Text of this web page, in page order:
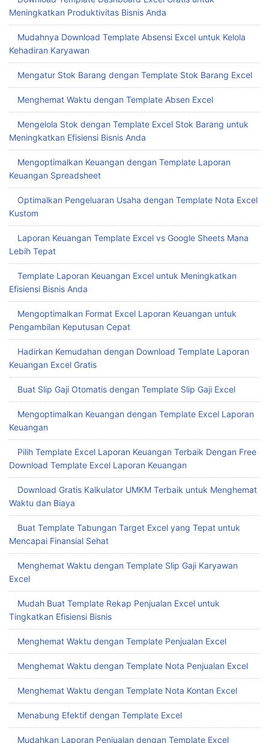
Meningkatkan Produktivitas Bisnis Anda
Mudahnya Download Template Absensi Excel untuk Kelola
Kehadiran Karyawan
Mengatur Stok Barang dengan Template Stok Barang Excel
Menghemat Waktu dengan Template Absen Excel
Mengelola Stok dengan Template Excel Stok Barang untuk
Meningkatkan Efisiensi Bisnis Anda
Mengoptimalkan Keuangan dengan Template Laporan
Keuangan Spreadsheet
Optimalkan Pengeluaran Usaha dengan Template Nota Excel
Kustom
Laporan Keuangan Template Excel vs Google Sheets Mana
Lebih Tepat
Template Laporan Keuangan Excel untuk Meningkatkan
Efisiensi Bisnis Anda
Mengoptimalkan Format Excel Laporan Keuangan untuk
Pengambilan Keputusan Cepat
Hadirkan Kemudahan dengan Download Template Laporan
Keuangan Excel Gratis
Buat Slip Gaji Otomatis dengan Template Slip Gaji Excel
Mengoptimalkan Keuangan dengan Template Excel Laporan
Keuangan
Pilih Template Excel Laporan Keuangan Terbaik Dengan Free
Download Template Excel Laporan Keuangan
Download Gratis Kalkulator UMKM Terbaik untuk Menghemat
Waktu dan Biaya
Buat Template Tabungan Target Excel yang Tepat untuk
Mencapai Finansial Sehat
Menghemat Waktu dengan Template Slip Gaji Karyawan
Excel
Mudah Buat Template Rekap Penjualan Excel untuk
Tingkatkan Efisiensi Bisnis
Menghemat Waktu dengan Template Penjualan Excel
Menghemat Waktu dengan Template Nota Penjualan Excel
Menghemat Waktu dengan Template Nota Kontan Excel
Menabung Efektif dengan Template Excel
Mudahkan Laporan Penjualan dengan Template Excel